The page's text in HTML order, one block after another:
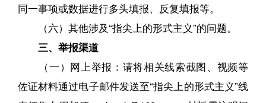
同一事项或数据进行多头填报、反复填报等。
（六）其他涉及“指尖上的形式主义”的问题。
三、举报渠道
（一）网上举报：请将相关线索截图、视频等
佐证材料通过电子邮件发送至“指尖上的形式主义”线